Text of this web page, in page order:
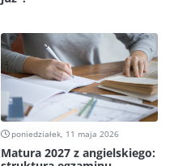
poniedziałek, 11 maja 2026
Matura 2027 z angielskiego: